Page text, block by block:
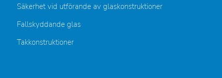
Säkerhet vid utförande av glaskonstruktioner
Fallskyddande glas
Takkonstruktioner